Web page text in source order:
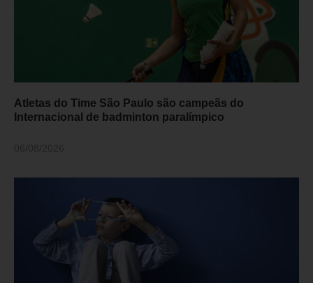
Atletas do Time São Paulo são campeãs do
Internacional de badminton paralímpico